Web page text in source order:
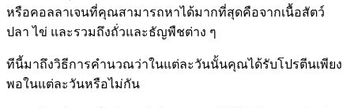
หรือคอลลาเจนที่คุณสามารถหาได้มากที่สุดคือจากเนื้อสัตว์
ปลา ไข่ และรวมถึงถั่วและธัญพืชต่าง ๆ
ทีนี้มาถึงวิธีการคำนวณว่าในแต่ละวันนั้นคุณได้รับโปรตีนเพียง
พอในแต่ละวันหรือไม่กัน